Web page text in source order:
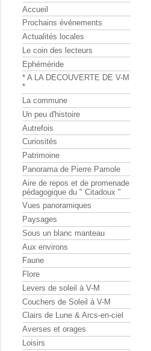
Accueil
Prochains événements
Actualités locales
Le coin des lecteurs
Ephéméride
* A LA DECOUVERTE DE V-M
*
La commune
Un peu d'histoire
Autrefois
Curiosités
Patrimoine
Panorama de Pierre Pamole
Aire de repos et de promenade
pédagogique du " Citadoux "
Vues panoramiques
Paysages
Sous un blanc manteau
Aux environs
Faune
Flore
Levers de soleil à V-M
Couchers de Soleil à V-M
Clairs de Lune & Arcs-en-ciel
Averses et orages
Loisirs